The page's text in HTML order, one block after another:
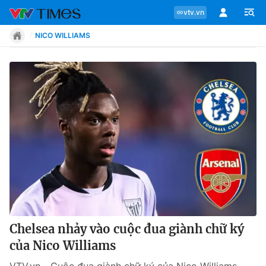
vtv.vn
Chuyên mục
Tin tức
Phong cách
Chân dung
NICO WILLIAMS
Chelsea nhảy vào cuộc đua giành chữ ký
của Nico Williams